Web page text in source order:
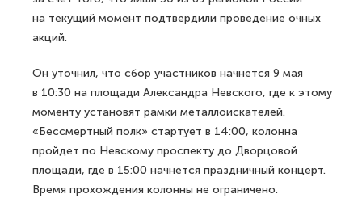
на текущий момент подтвердили проведение очных
акций.
Он уточнил, что сбор участников начнется 9 мая
в 10:30 на площади Александра Невского, где к этому
моменту установят рамки металлоискателей.
«Бессмертный полк» стартует в 14:00, колонна
пройдет по Невскому проспекту до Дворцовой
площади, где в 15:00 начнется праздничный концерт.
Время прохождения колонны не ограничено.